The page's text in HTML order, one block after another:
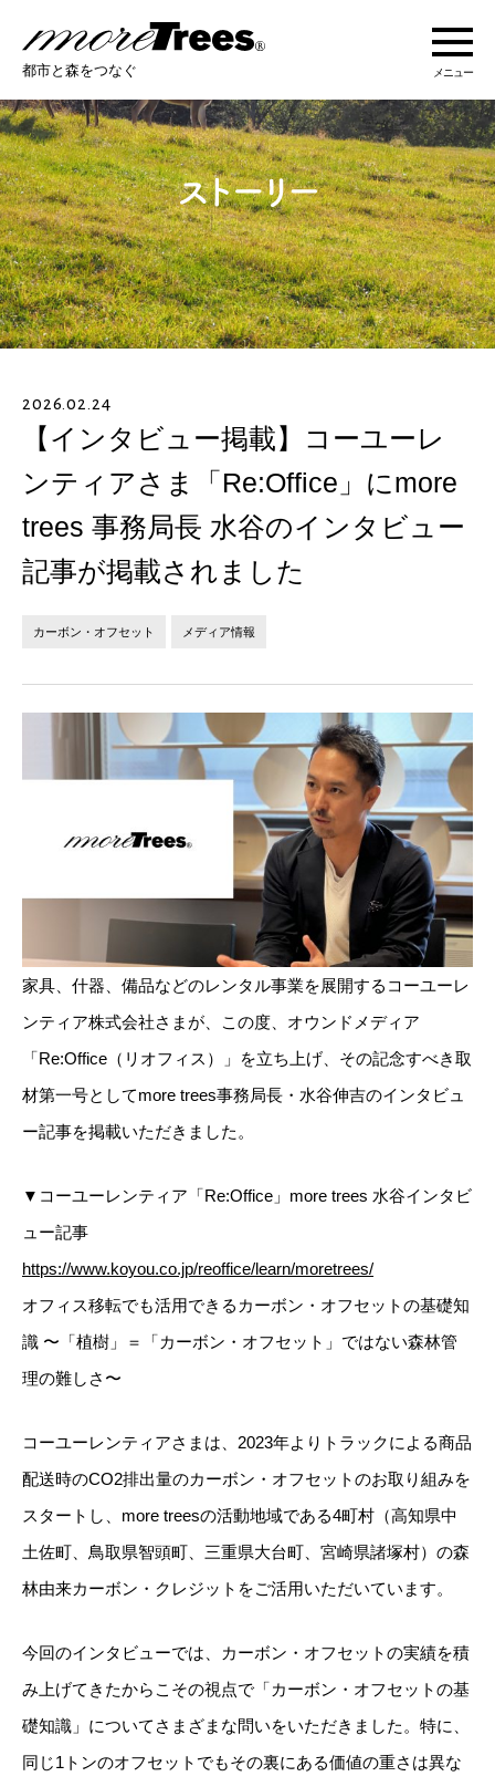
more trees
都市と森をつなぐ メニュー
more treesについて
活動紹介
活動地域
ストーリー
あなたにできること
法人の方へ 個人の方へ
お問い合わせ
2026.02.24
【インタビュー掲載】コーユーレ
ンティアさま「Re:Office」にmore
trees 事務局長 水谷のインタビュー
記事が掲載されました
カーボン・オフセット メディア情報
家具、什器、備品などのレンタル事業を展開するコーユーレ
ンティア株式会社さまが、この度、オウンドメディア
「Re:Office（リオフィス）」を立ち上げ、その記念すべき取
材第一号としてmore trees事務局長・水谷伸吉のインタビュ
ー記事を掲載いただきました。
▼コーユーレンティア「Re:Office」more trees 水谷インタビ
ュー記事
https://www.koyou.co.jp/reoffice/learn/moretrees/
オフィス移転でも活用できるカーボン・オフセットの基礎知
識 〜「植樹」＝「カーボン・オフセット」ではない森林管
理の難しさ〜
コーユーレンティアさまは、2023年よりトラックによる商品
配送時のCO2排出量のカーボン・オフセットのお取り組みを
スタートし、more treesの活動地域である4町村（高知県中
土佐町、鳥取県智頭町、三重県大台町、宮崎県諸塚村）の森
林由来カーボン・クレジットをご活用いただいています。
今回のインタビューでは、カーボン・オフセットの実績を積
み上げてきたからこその視点で「カーボン・オフセットの基
礎知識」についてさまざまな問いをいただきました。特に、
同じ1トンのオフセットでもその裏にある価値の重さは異な